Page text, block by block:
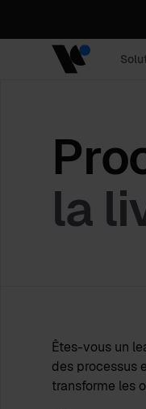
la
Êtes-vous un
des processus
transforme les